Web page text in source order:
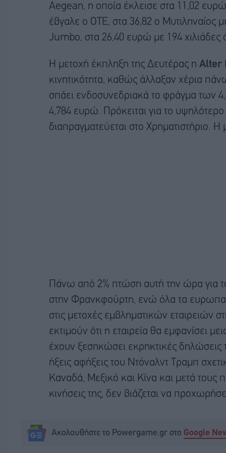
Aegean, η οποία έκλεισε στα 11,02
έβγαλε ο ΟΤΕ, στα 36,82 ο Μυτιληναίος
Jumbo, στα 26,40 ευρώ με 194 χιλιάδες
Η μετοχή έκπληξη της Δευτέρας η Alter
κινητικότητα, καθώς άλλαξαν χέρια
σπάει ενδοσυνεδριακά το φράγμα των
4,784 ευρώ. Πρόκειται για το
διαπραγματεύεται στο Χρηματιστήριο.
Πάνω από 2% πτώση αυτή την ώρα για
στην Φρανκφούρτη, ενώ όλα τα
στις μετοχές εμβληματικών εταιρειών
εκτιμούν ότι η εταιρεία θα εμφανίσει
έχουν ξεσηκώσει εκρηκτικές δηλώσεις
ήξεις αφήξεις του Ντόναλντ Τραμπ
Καναδά, Μεξικό και Κίνα και μετά τους
κινήσεις της, δεν βιάζεται να
Ακολουθήστε το Powergame.gr στο Google